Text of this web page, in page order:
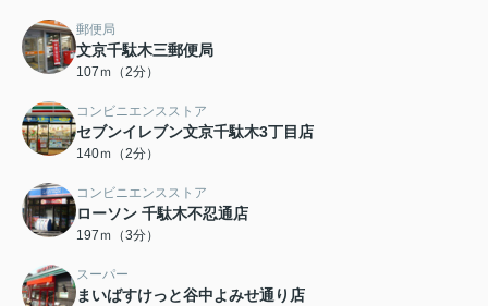
郵便局
文京千駄木三郵便局
107ｍ（2分）
コンビニエンスストア
セブンイレブン文京千駄木3丁目店
140ｍ（2分）
コンビニエンスストア
ローソン 千駄木不忍通店
197ｍ（3分）
スーパー
まいばすけっと谷中よみせ通り店